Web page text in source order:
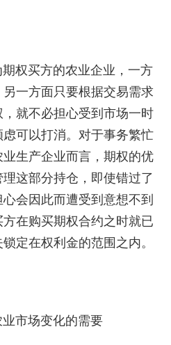
权买方的农业企业，一方
一方面只要根据交易需求
就不必担心受到市场一时
可以打消。对于事务繁忙
生产企业而言，期权的优
这部分持仓，即使错过了
会因此而遭受到意想不到
在购买期权合约之时就已
定在权利金的范围之内。
市场变化的需要